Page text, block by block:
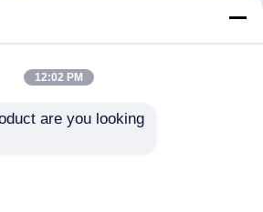
প্রিফেব্রিকেটেড স্টিল শেড পোর্টাল
12:02 PM
are you looking